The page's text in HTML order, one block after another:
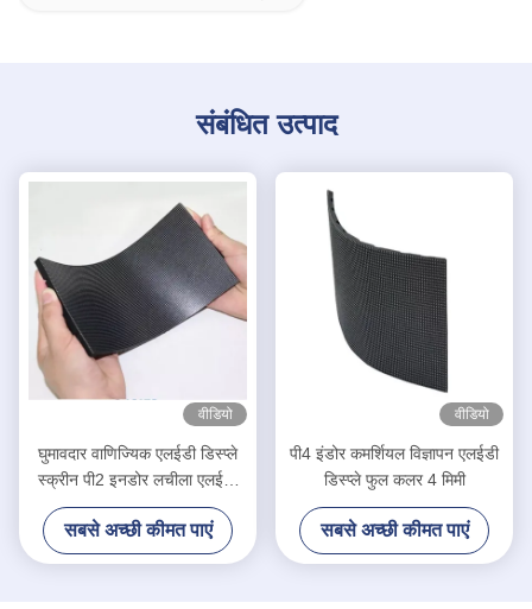
संबंधित उत्पाद
वीडियो
घुमावदार वाणिज्यिक एलईडी डिस्प्ले
स्क्रीन पी2 इनडोर लचीला एलईडी
वीडियो वॉल पैनल
सबसे अच्छी कीमत पाएं
वीडियो
पी4 इंडोर कमर्शियल विज्ञापन एलईडी
डिस्प्ले फुल कलर 4 मिमी
सबसे अच्छी कीमत पाएं